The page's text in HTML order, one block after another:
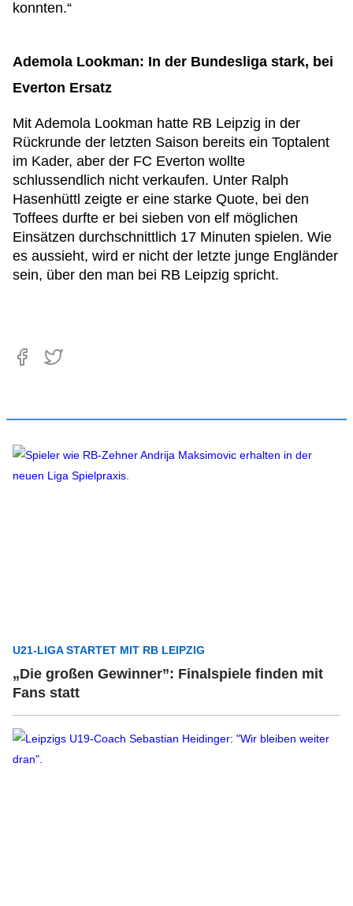
konnten.“
Ademola Lookman: In der Bundesliga stark, bei
Everton Ersatz
Mit Ademola Lookman hatte RB Leipzig in der
Rückrunde der letzten Saison bereits ein Toptalent
im Kader, aber der FC Everton wollte
schlussendlich nicht verkaufen. Unter Ralph
Hasenhüttl zeigte er eine starke Quote, bei den
Toffees durfte er bei sieben von elf möglichen
Einsätzen durchschnittlich 17 Minuten spielen. Wie
es aussieht, wird er nicht der letzte junge Engländer
sein, über den man bei RB Leipzig spricht.
U21-LIGA STARTET MIT RB LEIPZIG
„Die großen Gewinner”: Finalspiele finden mit
Fans statt